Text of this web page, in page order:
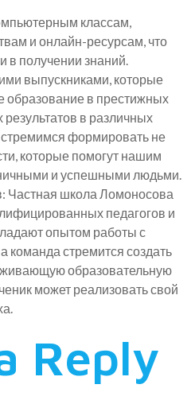
классам,
и онлайн-ресурсам, что
в получении знаний.
выпускниками, которые
в престижных
результатов в различных
формировать не
которые помогут нашим
и успешными людьми.
Частная школа Ломоносова
педагогов и
опытом работы с
стремится создать
образовательную
может реализовать свой
Reply